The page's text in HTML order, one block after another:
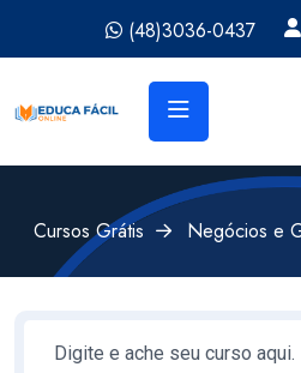
(48)3036-0437
Cursos Grátis Negócios e